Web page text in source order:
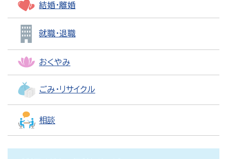
結婚・離婚
就職・退職
おくやみ
ごみ・リサイクル
相談